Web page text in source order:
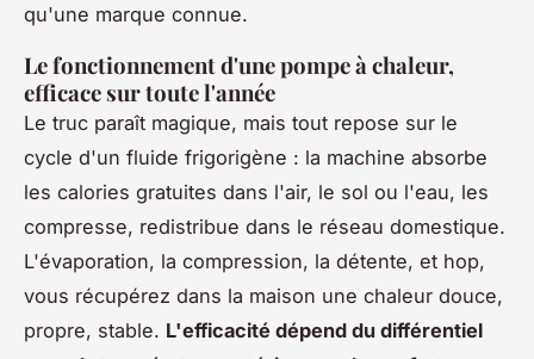
qu'une marque connue.
Le fonctionnement d'une pompe à chaleur,
efficace sur toute l'année
Le truc paraît magique, mais tout repose sur le
cycle d'un fluide frigorigène : la machine absorbe
les calories gratuites dans l'air, le sol ou l'eau, les
compresse, redistribue dans le réseau domestique.
L'évaporation, la compression, la détente, et hop,
vous récupérez dans la maison une chaleur douce,
propre, stable. L'efficacité dépend du différentiel